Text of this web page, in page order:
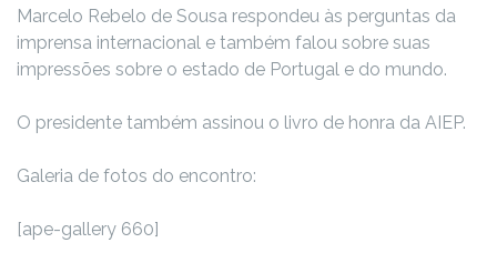
Marcelo Rebelo de Sousa respondeu às perguntas da
imprensa internacional e também falou sobre suas
impressões sobre o estado de Portugal e do mundo.
O presidente também assinou o livro de honra da AIEP.
Galeria de fotos do encontro:
[ape-gallery 660]